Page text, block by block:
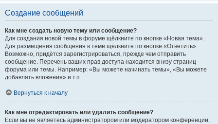
Создание сообщений
Как мне создать новую тему или сообщение?
Для создания новой темы в форуме щёлкните по кнопке «Новая тема».
Для размещения сообщения в теме щёлкните по кнопке «Ответить».
Возможно, придётся зарегистрироваться, прежде чем отправить
сообщение. Перечень ваших прав доступа находится внизу страниц
форума или темы. Например: «Вы можете начинать темы», «Вы можете
добавлять вложения» и т.п.
Вернуться к началу
Как мне отредактировать или удалить сообщение?
Если вы не являетесь администратором или модератором конференции,